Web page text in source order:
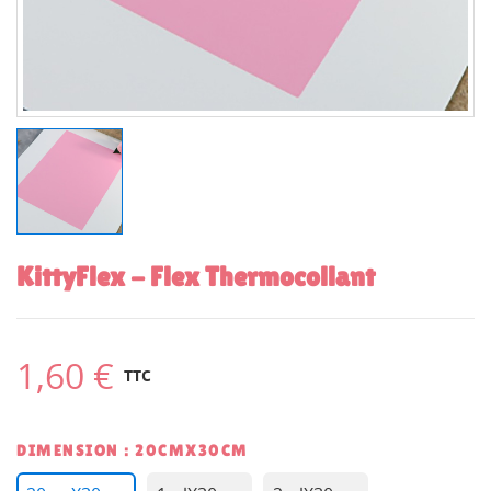
KittyFlex - Flex Thermocollant
1,60 € TTC
DIMENSION : 20CMX30CM